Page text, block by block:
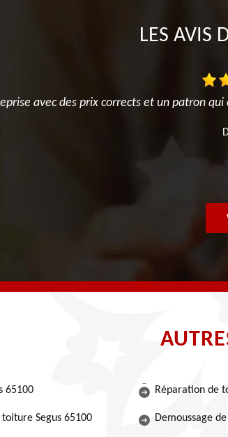
LES AVIS
avec des prix corrects et un patron
65100
Segus 65100
Réparation de
Demoussage